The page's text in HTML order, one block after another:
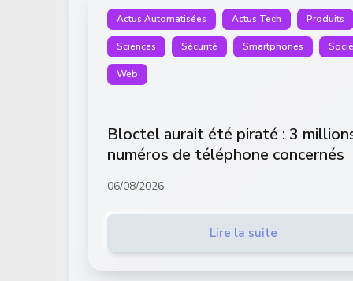
Actus Automatisées Actus Tech Produits
Sciences Sécurité Smartphones
Web
Bloctel aurait été piraté : 3
numéros de téléphone concernés
06/08/2026
Lire la suite